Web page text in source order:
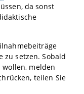
da sonst
zu setzen. Sobald
melden
teilen Sie